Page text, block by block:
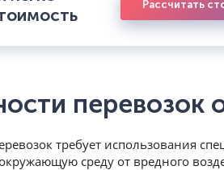
Рассчитать
перевозок
требует использования
среду от вредного